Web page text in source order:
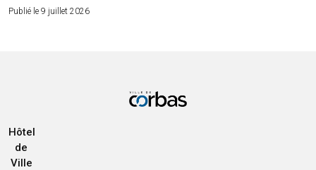
Publié le 9 juillet 2026
Hôtel
de
Ville